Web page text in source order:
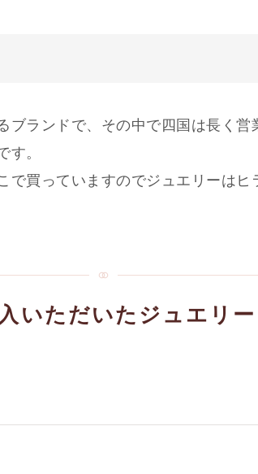
ブランドで、その中で四国は長く営
す。
で買っていますのでジュエリーは
いただいたジュエリー